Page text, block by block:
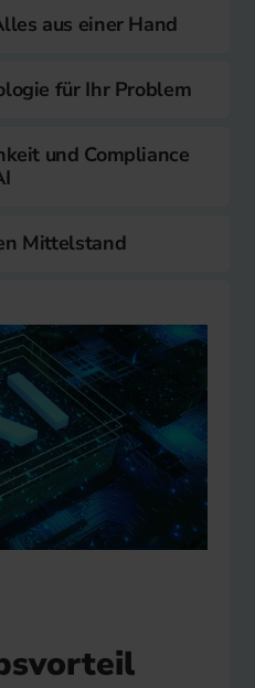
aus einer Hand
für Ihr Problem
und Compliance
Mittelstand